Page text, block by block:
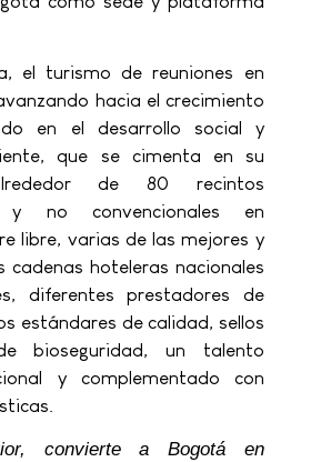
el turismo de reuniones en
hacia el crecimiento
en el desarrollo social y
que se cimenta en su
de 80 recintos
y no convencionales en
libre, varias de las mejores y
cadenas hoteleras nacionales
diferentes prestadores de
estándares de calidad, sellos
bioseguridad, un talento
y complementado con
convierte a Bogotá en